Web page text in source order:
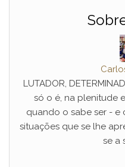
LUTADOR,
só o é, na plenitude
quando o sabe ser - e
situações que se lhe
se a